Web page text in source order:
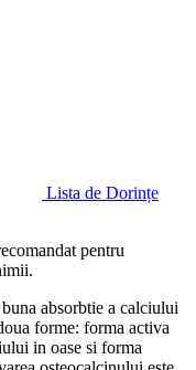
Lista de Dorințe
pentru
absorbtie a calciului
forme: forma activa
in oase si forma